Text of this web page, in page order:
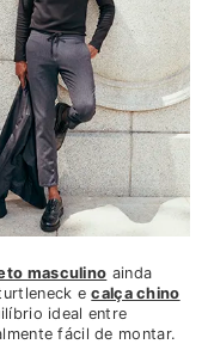
masculino ainda
ecalça chino
ideal entre
fácil de montar.